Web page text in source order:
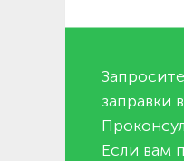
заправки
Если вам